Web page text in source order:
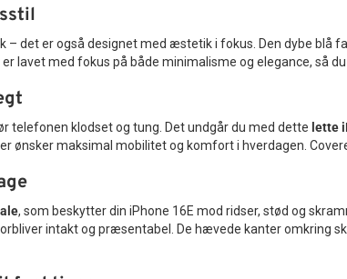
– det er også designet med æstetik i fokus. Den dybe blå
lavet med fokus på både minimalisme og elegance, så
telefonen klodset og tung. Det undgår du med dette lette
ønsker maksimal mobilitet og komfort i hverdagen.
, som beskytter din iPhone 16E mod ridser, stød og
intakt og præsentabel. De hævede kanter omkring